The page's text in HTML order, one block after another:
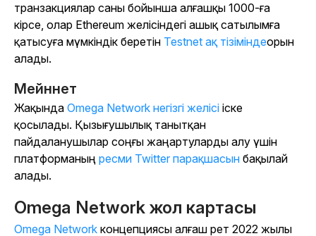
транзакциялар саны бойынша алғашқы 1000-ға
кірсе, олар Ethereum желісіндегі ашық сатылымға
қатысуға мүмкіндік беретін Testnet ақ тізіміндеорын
алады.
Мейннет
Жақында Omega Network негізгі желісі іске
қосылады. Қызығушылық танытқан
пайдаланушылар соңғы жаңартуларды алу үшін
платформаның ресми Twitter парақшасын бақылай
алады.
Omega Network жол картасы
Omega Network концепциясы алғаш рет 2022 жылы